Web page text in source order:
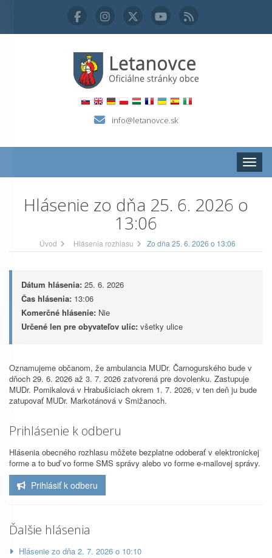
info@letanovce.sk
Hlásenie zo dňa 25. 6. 2026 o
13:06
Úvod Hlásenia rozhlasu Zo dňa 25. 6. 2026 o 13:06
Dátum hlásenia: 25. 6. 2026
Čas hlásenia: 13:06
Komerčné hlásenie: Nie
Určené len pre obyvateľov ulíc: všetky ulice
Oznamujeme občanom, že ambulancia MUDr. Čarnogurského bude v
dňoch 29. 6. 2026 až 3. 7. 2026 zatvorená pre dovolenku. Zastupuje
MUDr. Pomikalová v Hrabušiciach okrem 1. 7. 2026, v ten deň ju bude
zatupovať MUDr. Markotánová v Smižanoch.
Prihlásenie k odberu
Hlásenia obecného rozhlasu môžete bezplatne odoberať v elektronickej
forme a to buď vo forme SMS správy alebo vo forme e-mailovej správy.
Prihlásiť k odberu
Ďalšie hlásenia
Hlásenie zo dňa 2. 7. 2026 o 10:10